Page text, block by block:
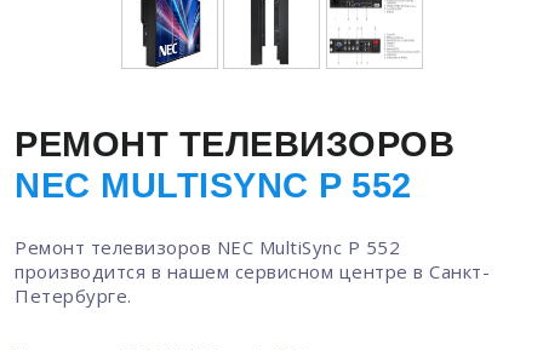
РЕМОНТ ТЕЛЕВИЗОРОВ
NEC MULTISYNC P 552
Ремонт телевизоров NEC MultiSync P 552
производится в нашем сервисном центре в Санкт-
Петербурге.